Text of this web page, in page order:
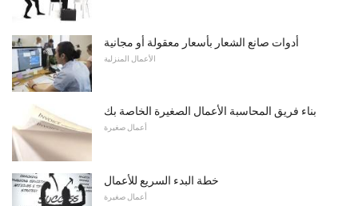
أدوات صانع الشعار بأسعار معقولة أو مجانية
الأعمال المنزلية
بناء فريق المحاسبة الأعمال الصغيرة الخاصة بك
أعمال صغيرة
خطة البدء السريع للأعمال
أعمال صغيرة